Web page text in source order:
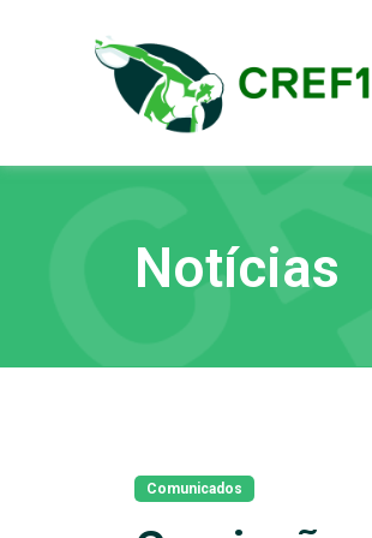
Notícias
Comunicados